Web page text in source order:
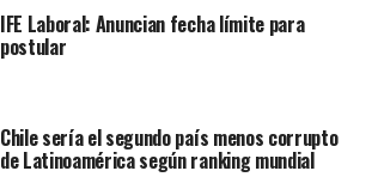
IFE Laboral: Anuncian fecha límite para
postular
Chile sería el segundo país menos corrupto
de Latinoamérica según ranking mundial